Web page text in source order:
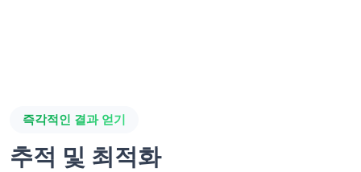
즉각적인 결과 얻기
추적 및 최적화